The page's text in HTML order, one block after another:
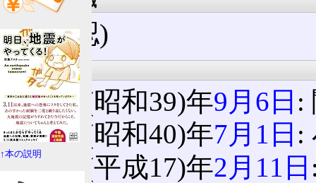
(未確認)
沿革
1964(昭和39)年9月6日 :
1965(昭和40)年7月1日 :
2005(平成17)年2月11日
↑本の説明